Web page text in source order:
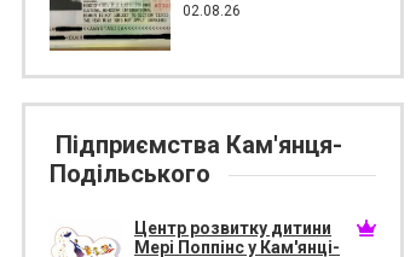
02.08.26
Підприємства Кам'янця-
Подільського
Центр розвитку дитини
Мері Поппінс у Кам'янці-